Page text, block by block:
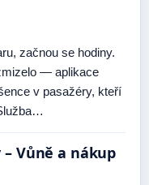
začnou se hodiny.
— aplikace
v pasažéry, kteří
Vůně a nákup